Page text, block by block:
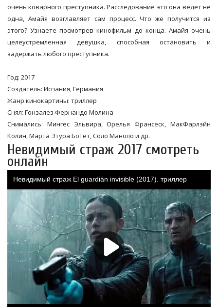
очень коварного преступника. Расследование это она ведет не
одна, Амайя возглавляет сам процесс. Что же получится из
этого? Узнаете посмотрев кинофильм до конца. Амайя очень
целеустремленная девушка, способная остановить и
задержать любого преступника.
Год: 2017
Создатель: Испания, Германия
Жанр кинокартины: триллер
Снял: Гонзалез Фернандо Молина
Снимались: Мингес Эльвира, Орелья Франсеск, МакФарлэйн
Колин, Марта Этура Ботет, Соло Маноло и др.
Невидимый страж 2017 смотреть
онлайн